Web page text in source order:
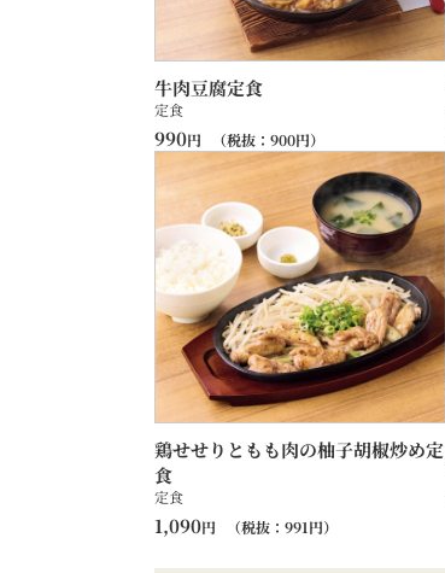
牛肉豆腐定食
定食
990円 （税抜： 900円）
鶏せせりともも肉の柚子胡椒炒め定
食
定食
1,090円 （税抜： 991円）